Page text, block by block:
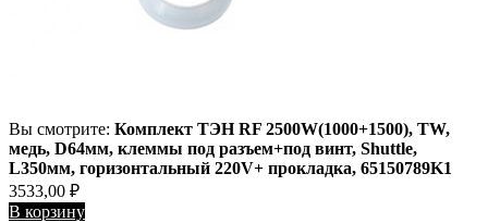
Вы смотрите: Комплект ТЭН RF 2500W(1000+1500), TW,
медь, D64мм, клеммы под разъем+под винт, Shuttle,
L350мм, горизонтальный 220V+ прокладка, 65150789K1
3533,00 ₽
В корзину